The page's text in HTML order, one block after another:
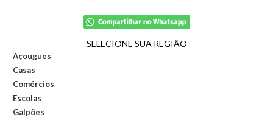
SELECIONE SUA REGIÃO
Açougues
Casas
Comércios
Escolas
Galpões